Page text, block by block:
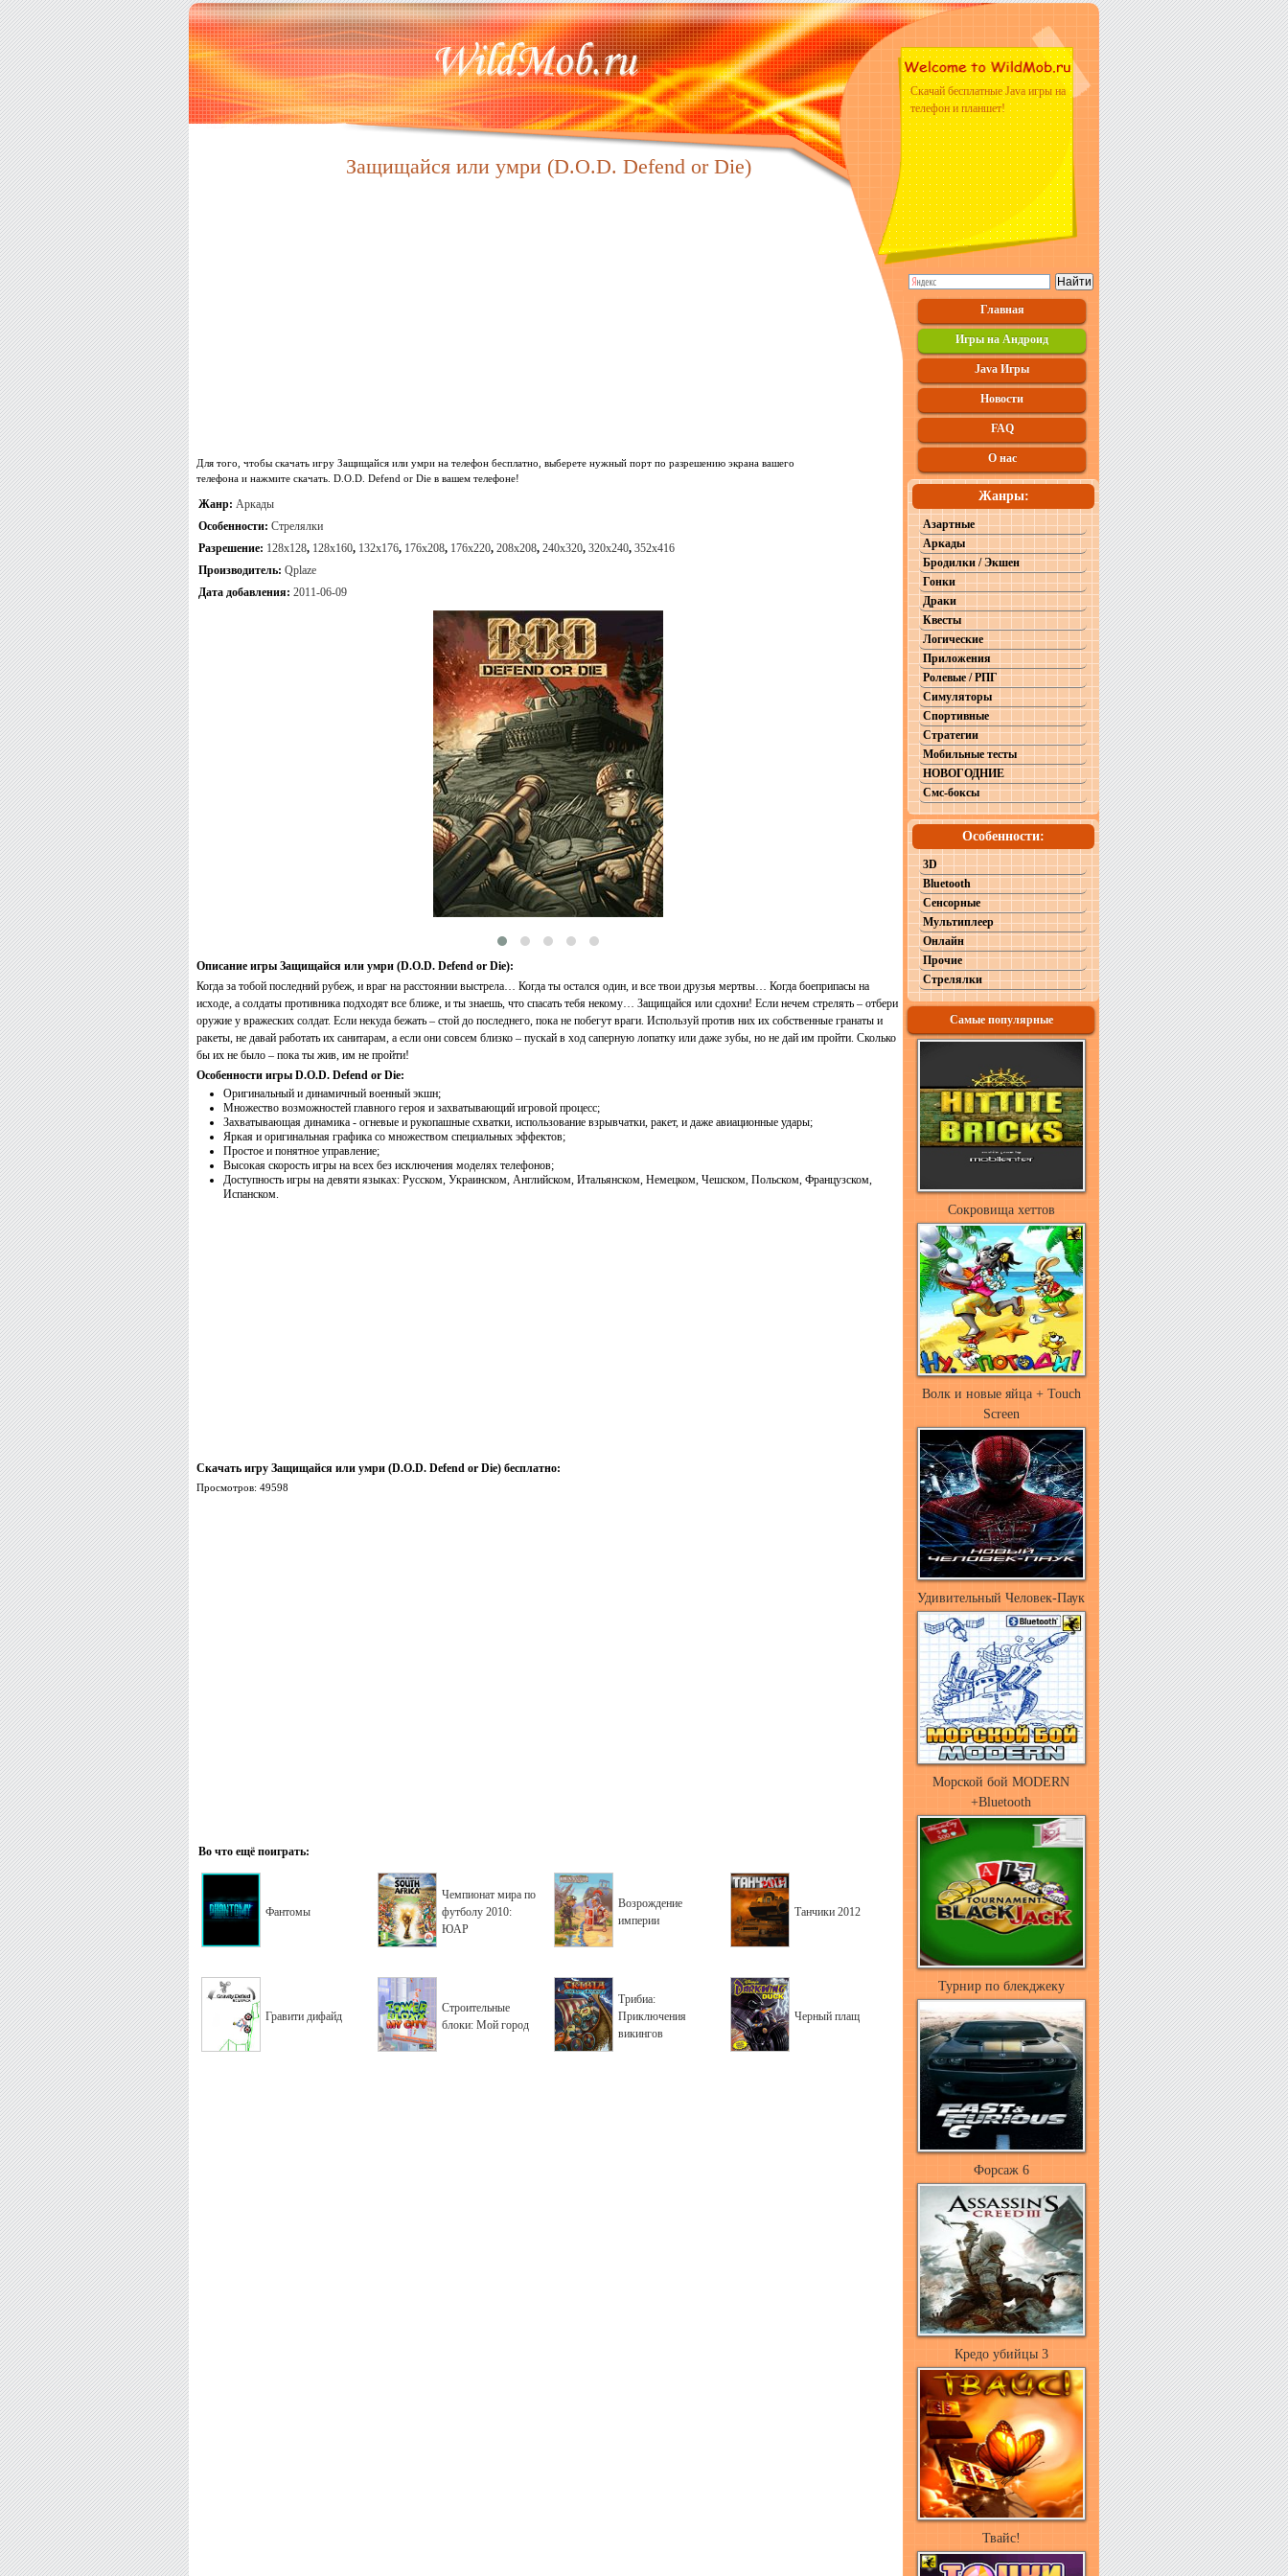
Скачай бесплатные Java игры на
телефон и планшет!
Защищайся или умри (D.O.D. Defend or Die)
Для того, чтобы скачать игру Защищайся или умри на телефон бесплатно, выберете нужный порт по разрешению экрана вашего
телефона и нажмите скачать. D.O.D. Defend or Die в вашем телефоне!
Жанр: Аркады
Особенности: Стрелялки
Разрешение: 128x128, 128x160, 132x176, 176x208, 176x220, 208x208, 240x320, 320x240, 352x416
Производитель: Qplaze
Дата добавления: 2011-06-09
Описание игры Защищайся или умри (D.O.D. Defend or Die):
Когда за тобой последний рубеж, и враг на расстоянии выстрела… Когда ты остался один, и все твои друзья мертвы… Когда боеприпасы на
исходе, а солдаты противника подходят все ближе, и ты знаешь, что спасать тебя некому… Защищайся или сдохни! Если нечем стрелять – отбери
оружие у вражеских солдат. Если некуда бежать – стой до последнего, пока не побегут враги. Используй против них их собственные гранаты и
ракеты, не давай работать их санитарам, а если они совсем близко – пускай в ход саперную лопатку или даже зубы, но не дай им пройти. Сколько
бы их не было – пока ты жив, им не пройти!
Особенности игры D.O.D. Defend or Die:
Оригинальный и динамичный военный экшн;
Множество возможностей главного героя и захватывающий игровой процесс;
Захватывающая динамика - огневые и рукопашные схватки, использование взрывчатки, ракет, и даже авиационные удары;
Яркая и оригинальная графика со множеством специальных эффектов;
Простое и понятное управление;
Высокая скорость игры на всех без исключения моделях телефонов;
Доступность игры на девяти языках: Русском, Украинском, Английском, Итальянском, Немецком, Чешском, Польском, Французском,
Испанском.
Скачать игру Защищайся или умри (D.O.D. Defend or Die) бесплатно:
Просмотров: 49598
Во что ещё поиграть:
Фантомы
Чемпионат мира по
футболу 2010:
ЮАР
Возрождение
империи
Танчики 2012
Гравити дифайд
Строительные
блоки: Мой город
Трибиа:
Приключения
викингов
Черный плащ
Главная
Игры на Андроид
Java Игры
Новости
FAQ
О нас
Жанры:
Азартные
Аркады
Бродилки / Экшен
Гонки
Драки
Квесты
Логические
Приложения
Ролевые / РПГ
Симуляторы
Спортивные
Стратегии
Мобильные тесты
НОВОГОДНИЕ
Смс-боксы
Особенности:
3D
Bluetooth
Сенсорные
Мультиплеер
Онлайн
Прочие
Стрелялки
Самые популярные
Сокровища хеттов
Волк и новые яйца + Touch
Screen
Удивительный Человек-Паук
Морской бой MODERN
+Bluetooth
Турнир по блекджеку
Форсаж 6
Кредо убийцы 3
Твайс!